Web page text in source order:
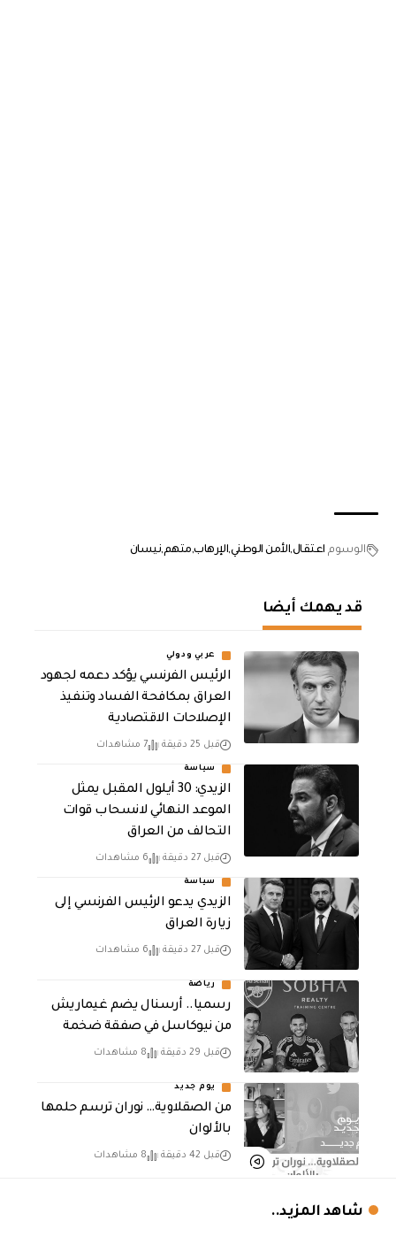
الوسوم اعتقالالأمن الوطنيالإرهاب متهمنيسان
قد يهمك أيضا
عربي ودولي
الرئيس الفرنسي يؤكد دعمه لجهود
العراق بمكافحة الفساد وتنفيذ
الإصلاحات الاقتصادية
قبل 25 دقيقة 7 مشاهدات
سياسة
الزيدي: 30 أيلول المقبل يمثل
الموعد النهائي لانسحاب قوات
التحالف من العراق
قبل 27 دقيقة 6 مشاهدات
سياسة
الزيدي يدعو الرئيس الفرنسي إلى
زيارة العراق
قبل 27 دقيقة 6 مشاهدات
رياضة
رسميا.. أرسنال يضم غيماريش
من نيوكاسل في صفقة ضخمة
قبل 29 دقيقة 8 مشاهدات
يوم جديد
من الصقلاوية… نوران ترسم حلمها
بالألوان
قبل 42 دقيقة 8 مشاهدات
شاهد المزيد..